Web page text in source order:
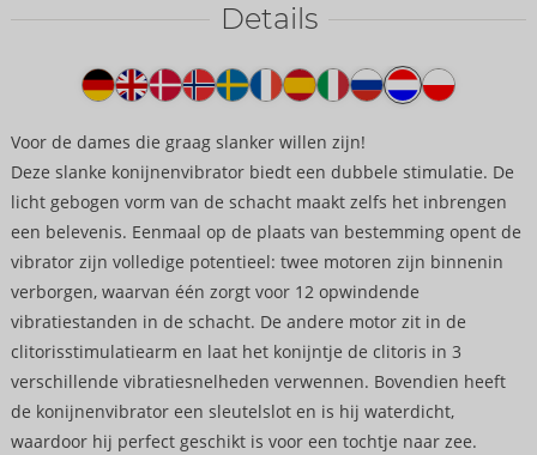
Details
Producttekst
Voor de dames die graag slanker willen zijn!
Deze slanke konijnenvibrator biedt een dubbele stimulatie. De
licht gebogen vorm van de schacht maakt zelfs het inbrengen
een belevenis. Eenmaal op de plaats van bestemming opent de
vibrator zijn volledige potentieel: twee motoren zijn binnenin
verborgen, waarvan één zorgt voor 12 opwindende
vibratiestanden in de schacht. De andere motor zit in de
clitorisstimulatiearm en laat het konijntje de clitoris in 3
verschillende vibratiesnelheden verwennen. Bovendien heeft
de konijnenvibrator een sleutelslot en is hij waterdicht,
waardoor hij perfect geschikt is voor een tochtje naar zee.